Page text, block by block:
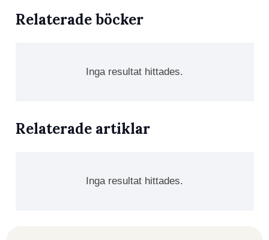
Relaterade böcker
Inga resultat hittades.
Relaterade artiklar
Inga resultat hittades.